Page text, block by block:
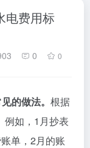
电费用标
0 0
的做法。 根据
例如，1月抄表
单，2月的账